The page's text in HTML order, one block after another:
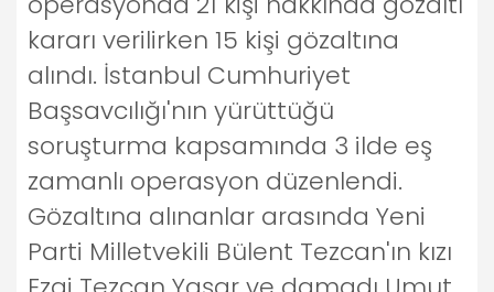
kararı verilirken 15 kişi gözaltına
alındı. İstanbul Cumhuriyet
Başsavcılığı'nın yürüttüğü
soruşturma kapsamında 3 ilde eş
zamanlı operasyon düzenlendi.
Gözaltına alınanlar arasında Yeni
Parti Milletvekili Bülent Tezcan'ın kızı